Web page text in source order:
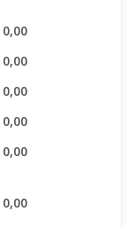
0,00
0,00
0,00
0,00
0,00
0,00